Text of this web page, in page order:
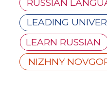
RUSSIAN
LEADING
LEARN RUSSIAN
NIZHNY